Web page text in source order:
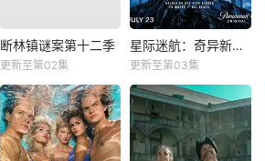
断林镇谜案第十二季
更新至第02集
星际迷航：奇异新世界第四季
更新至第03集